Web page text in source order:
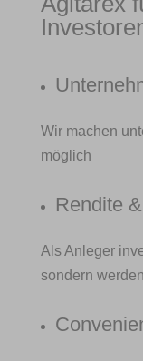
Wir machen
möglich
Rendite
Als Anleger
sondern